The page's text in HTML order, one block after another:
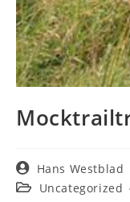
Hans Westblad
Uncategorized